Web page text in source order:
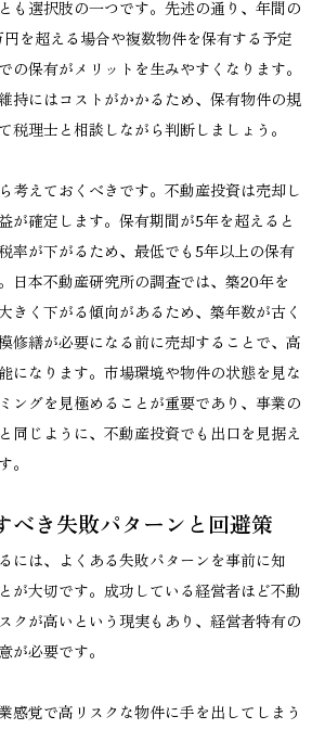
も選択肢の一つです。先述の通り、年間の
を超える場合や複数物件を保有する予定
の保有がメリットを生みやすくなります。
持にはコストがかかるため、保有物件の規
税理士と相談しながら判断しましょう。
考えておくべきです。不動産投資は売却し
が確定します。保有期間が5年を超えると
率が下がるため、最低でも5年以上の保有
日本不動産研究所の調査では、築20年を
きく下がる傾向があるため、築年数が古く
修繕が必要になる前に売却することで、高
になります。市場環境や物件の状態を見な
ングを見極めることが重要であり、事業の
同じように、不動産投資でも出口を見据え
。
べき失敗パターンと回避策
には、よくある失敗パターンを事前に知
が大切です。成功している経営者ほど不動
クが高いという現実もあり、経営者特有の
が必要です。
感覚で高リスクな物件に手を出してしまう